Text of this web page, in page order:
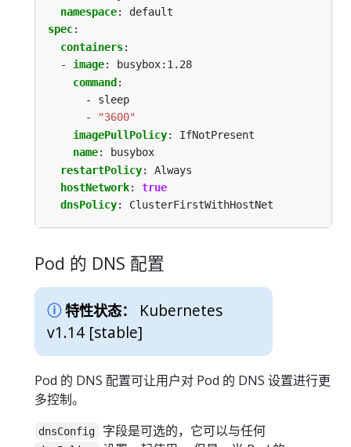
namespace:
default
spec:
containers:
- image:
busybox:1.28
command :
- sleep
-
"3600"
imagePullPolicy:
IfNotPresent
name:
busybox
restartPolicy:
Always
hostNetwork:
true
dnsPolicy: ClusterFirstWithHostNet
Pod 的 DNS 配置
特性状态：
Kubernetes
v1.14 [stable]
Pod 的 DNS 配置可让用户对 Pod 的 DNS 设置进行更
多控制。
dnsConfig 字段是可选的，它可以与任何